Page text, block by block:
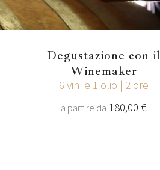
Degustazione con il
Winemaker
6 vini e 1 olio | 2 ore
a partire da 180,00 €